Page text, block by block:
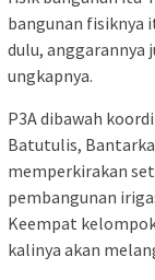
bangunan fisiknya
dulu, anggarannya
ungkapnya.
P3A dibawah
Batutulis,
memperkirakan
pembangunan
Keempat
kalinya akan